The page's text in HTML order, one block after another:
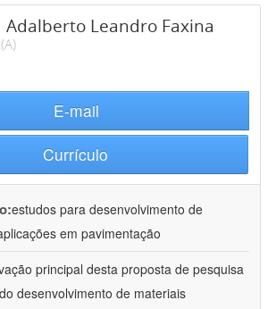
Adalberto Leandro Faxina
E-mail
Currículo
estudos para desenvolvimento de
em pavimentação
principal desta proposta de pesquisa
desenvolvimento de materiais